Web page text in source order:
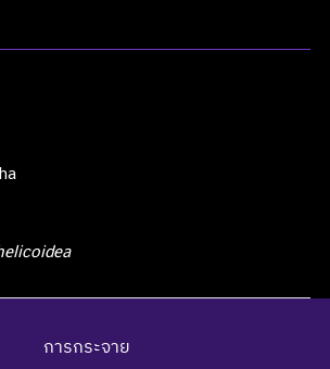
การกระจาย